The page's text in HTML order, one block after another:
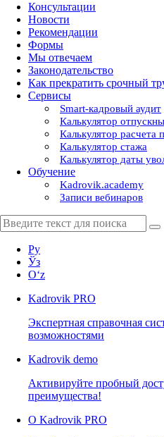
Консультации
Новости
Рекомендации
Формы
Мы отвечаем
Законодательство
Как прекратить срочный
Сервисы
Smart-кадровый аудит
Калькулятор
Калькулятор расчета
Калькулятор стажа
Калькулятор даты
Обучение
Kadrovik.academy
Записи вебинаров
Ру
Ўз
Oʻz
Kadrovik PRO
Экспертная справочная
возможностями
Kadrovik demo
Активируйте пробный
преимущества!
О Kadrovik PRO